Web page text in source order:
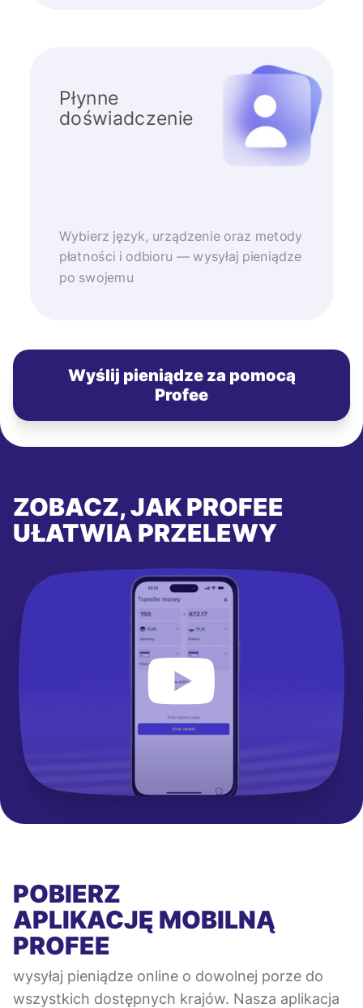
Płynne
doświadczenie
Wybierz język, urządzenie oraz metody
płatności i odbioru — wysyłaj pieniądze
po swojemu
Wyślij pieniądze za pomocą
Profee
ZOBACZ, JAK PROFEE
UŁATWIA PRZELEWY
POBIERZ
APLIKACJĘ MOBILNĄ
PROFEE
wysyłaj pieniądze online o dowolnej porze do
wszystkich dostępnych krajów. Nasza aplikacja